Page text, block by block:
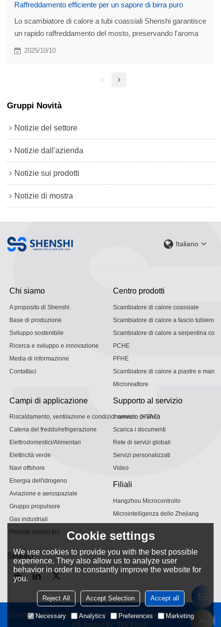
Raffreddamento efficiente per un sapore di birra puro
Lo scambiatore di calore a tubi coassiali Shenshi garantisce
un rapido raffreddamento del mosto, preservando l'aroma
puro della birra grazie alla soppressione del DMS.
la produzione di birra su piccola scala.
2025/10/10
Gruppi Novità
Notizie del settore
Notizie dall'azienda
Notizie sui prodotti
Notizie di mostra
Italiano
Chi siamo
A proposito di Shenshi
Base di produzione
Sviluppo sostenibile
Ricerca e sviluppo e innovazione
Media di informazione
Contattaci
Centro prodotti
Scambiatore di calore coassiale
Scambiatore di calore a fascio tubiero
Scambiatore di calore a serpentina con
PCHE
PFHE
Scambiatore di calore a piastre e
Microreattore
Campi di applicazione
Riscaldamento, ventilazione e condizionamento (HVAC)
Catena del freddo/refrigerazione
Elettrodomestici/Alimentari
Elettricità verde
Navi offshore
Energia dell'idrogeno
Aviazione e aerospaziale
Gruppo propulsore
Gas industriali
Prodotti chimici fini
Supporto al servizio
Il servizio di Shen
Scarica i documenti
Rete di servizi globali
Servizi personalizzati
Video
Filiali
Hangzhou Microcontrollo
Microintelligenza dello Zhejiang
Seguici
Copyright © 2026Hangzhou Shenshi Energy Conservation Technology Co.,
Ltd. Support By BEE Cloud
Cookie settings
We use cookies to provide you with the best possible
experience. They also allow us to analyze user
behavior in order to constantly improve the website for
you.
Reject All Accept Selection Accept all
Necessary Analytics Preferences Marketing